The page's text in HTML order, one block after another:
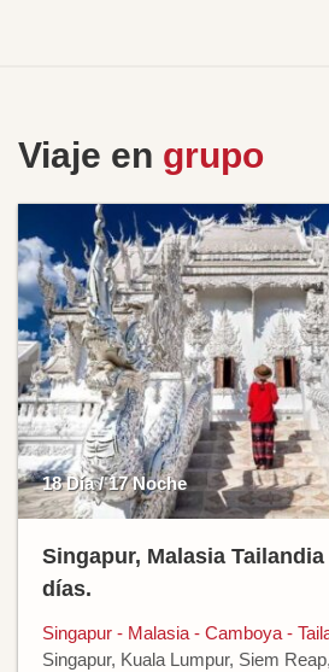
Viaje en grupo
18 Día / 17 Noche
Singapur, Malasia
días.
Singapur - Malasia - Camboya -
Singapur, Kuala Lumpur, Siem